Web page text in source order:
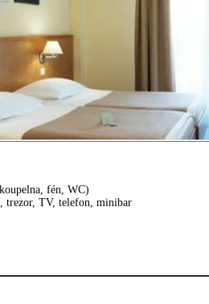
fén, WC)
trezor, TV, telefon, minibar